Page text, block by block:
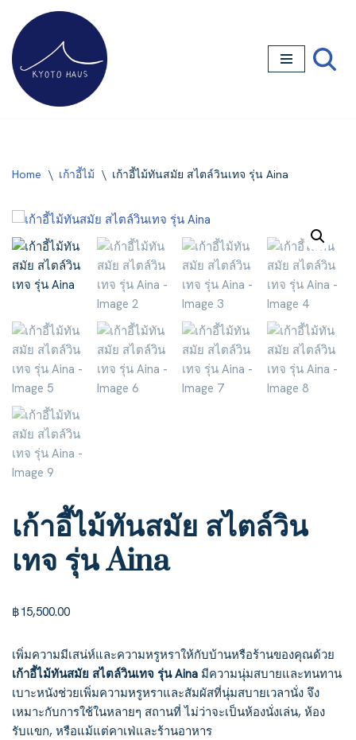
Skip
to
content
Home \ เก้าอี้ไม้ \ เก้าอี้ไม้ทันสมัย สไตล์วินเทจ รุ่น Aina
เก้าอี้ไม้ทันสมัย สไตล์วิน
เทจ รุ่น Aina
฿15,500.00
เพิ่มความมีเสน่ห์และความหรูหราให้กับบ้านหรือร้านของคุณด้วย
เก้าอี้ไม้ทันสมัย สไตล์วินเทจ รุ่น Aina มีความนุ่มสบายและทนทาน
เบาะหนังช่วยเพิ่มความหรูหราและสัมผัสที่นุ่มสบายเวลานั่ง จึง
เหมาะกับการใช้ในหลายๆ สถานที่ ไม่ว่าจะเป็นห้องนั่งเล่น, ห้อง
รับแขก, หรือแม้แต่คาเฟ่และร้านอาหาร